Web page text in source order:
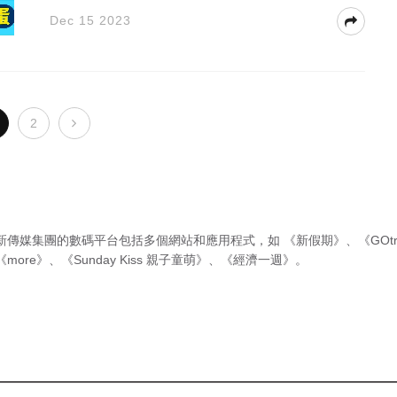
Dec 15 2023
2
傳媒集團的數碼平台包括多個網站和應用程式，如 《新假期》 、
《
more》 、 《Sunday Kiss 親子童萌》 、 《經濟一週》 。